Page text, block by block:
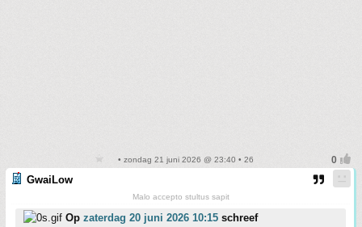
• zondag 21 juni 2026 @ 23:40 • 26
GwaiLow
Malo accepto stultus sapit
Op zaterdag 20 juni 2026 10:15 schreef